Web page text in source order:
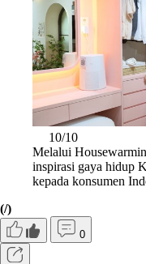
10/10
Melalui
inspirasi gaya hidup
kepada konsumen
(/)
0